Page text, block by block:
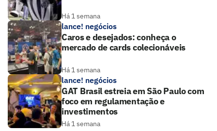
Há 1 semana
lance! negócios
Caros e desejados: conheça o
mercado de cards colecionáveis
Há 1 semana
lance! negócios
GAT Brasil estreia em São Paulo com
foco em regulamentação e
investimentos
Há 1 semana